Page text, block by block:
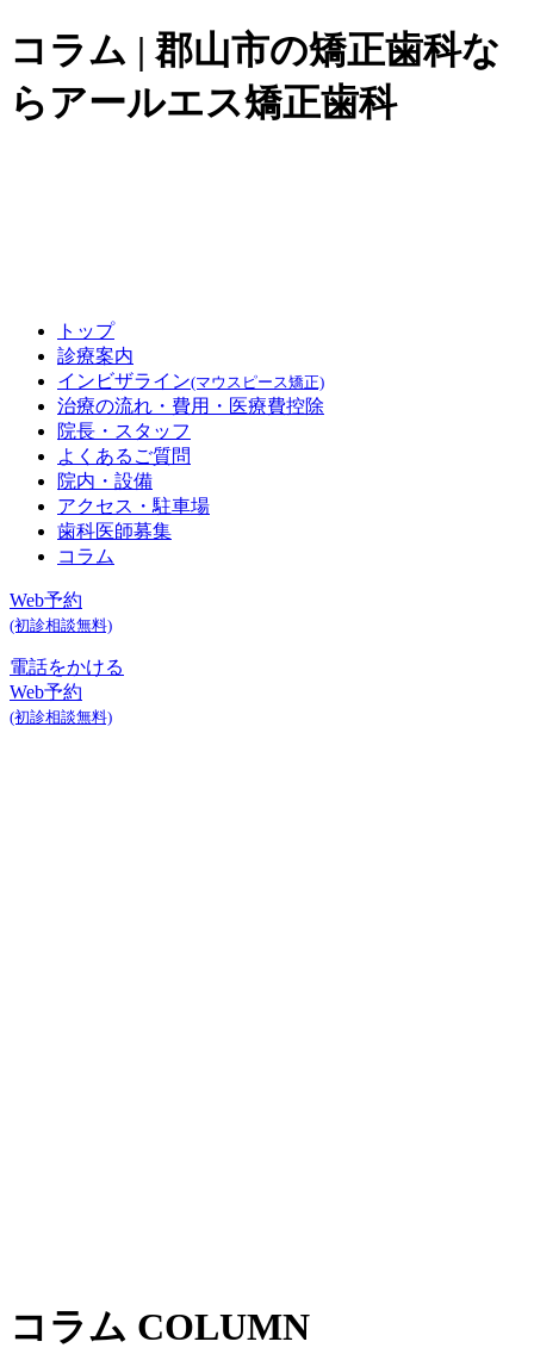
コラム | 郡山市の矯正歯科な
らアールエス矯正歯科
トップ
診療案内
インビザライン(マウスピース矯正)
治療の流れ・費用 ・医療費控除
院長・スタッフ
よくあるご質問
院内・設備
アクセス ・駐車場
歯科医師募集
コラム
Web予約
(初診相談無料)
電話をかける
Web予約
(初診相談無料)
コラム COLUMN